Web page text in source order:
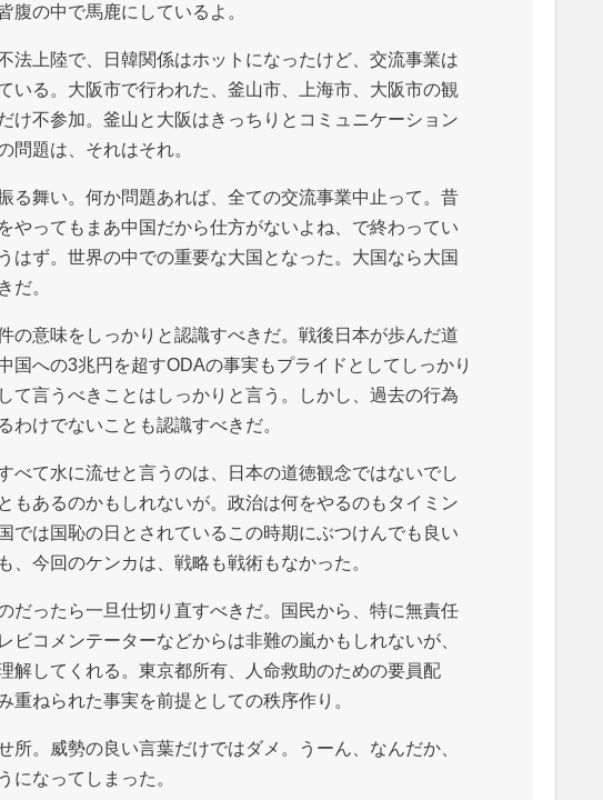
腹の中で馬鹿にしているよ。
法上陸で、日韓関係はホットになったけど、交流事業は
いる。大阪市で行われた、釜山市、上海市、大阪市の観
け不参加。釜山と大阪はきっちりとコミュニケーション
問題は、それはそれ。
る舞い。何か問題あれば、全ての交流事業中止って。昔
やってもまあ中国だから仕方がないよね、で終わってい
はず。世界の中での重要な大国となった。大国なら大国
だ。
の意味をしっかりと認識すべきだ。戦後日本が歩んだ道
国への3兆円を超すODAの事実もプライドとしてしっかり
て言うべきことはしっかりと言う。しかし、過去の行為
わけでないことも認識すべきだ。
べて水に流せと言うのは、日本の道徳観念ではないでし
もあるのかもしれないが。政治は何をやるのもタイミン
では国恥の日とされているこの時期にぶつけんでも良い
、今回のケンカは、戦略も戦術もなかった。
だったら一旦仕切り直すべきだ。国民から、特に無責任
ビコメンテーターなどからは非難の嵐かもしれないが、
解してくれる。東京都所有、人命救助のための要員配
重ねられた事実を前提としての秩序作り。
所。威勢の良い言葉だけではダメ。うーん、なんだか、
になってしまった。